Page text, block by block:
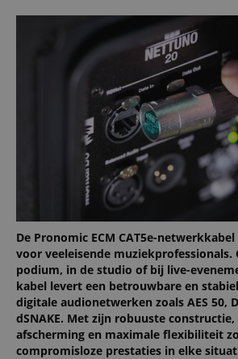
De Pronomic ECM CAT5e-
voor veeleisende muziekprofessionals.
podium, in de studio of bij live-
kabel levert een betrouwbare en
digitale audionetwerken zoals AES 50,
dSNAKE. Met zijn robuuste
afscherming en maximale flexibiliteit
compromisloze prestaties in elke